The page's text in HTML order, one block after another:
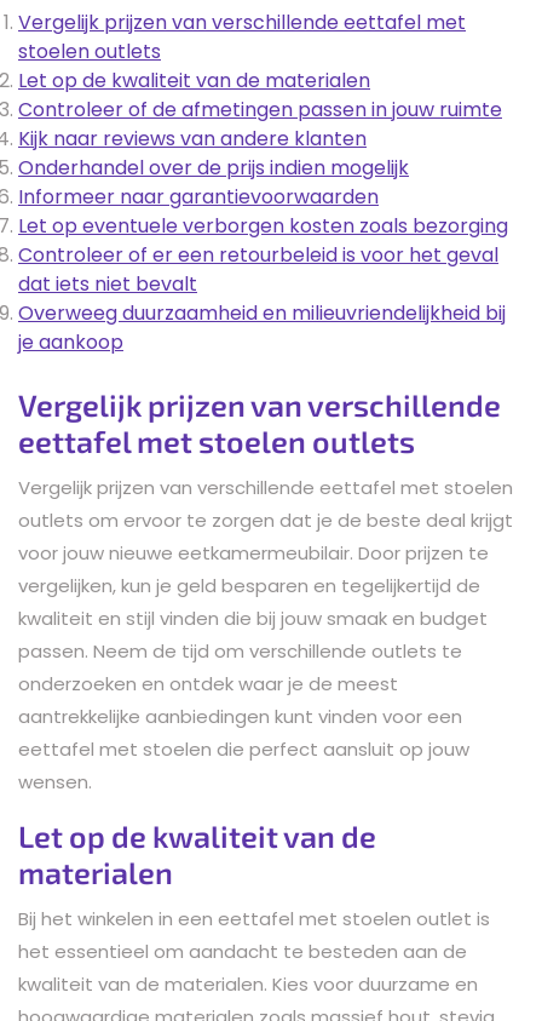
Vergelijk prijzen van verschillende eettafel met
stoelen outlets
Let op de kwaliteit van de materialen
Controleer of de afmetingen passen in jouw ruimte
Kijk naar reviews van andere klanten
Onderhandel over de prijs indien mogelijk
Informeer naar garantievoorwaarden
Let op eventuele verborgen kosten zoals bezorging
Controleer of er een retourbeleid is voor het geval
dat iets niet bevalt
Overweeg duurzaamheid en milieuvriendelijkheid bij
je aankoop
Vergelijk prijzen van verschillende
eettafel met stoelen outlets
Vergelijk prijzen van verschillende eettafel met stoelen
outlets om ervoor te zorgen dat je de beste deal krijgt
voor jouw nieuwe eetkamermeubilair. Door prijzen te
vergelijken, kun je geld besparen en tegelijkertijd de
kwaliteit en stijl vinden die bij jouw smaak en budget
passen. Neem de tijd om verschillende outlets te
onderzoeken en ontdek waar je de meest
aantrekkelijke aanbiedingen kunt vinden voor een
eettafel met stoelen die perfect aansluit op jouw
wensen.
Let op de kwaliteit van de
materialen
Bij het winkelen in een eettafel met stoelen outlet is
het essentieel om aandacht te besteden aan de
kwaliteit van de materialen. Kies voor duurzame en